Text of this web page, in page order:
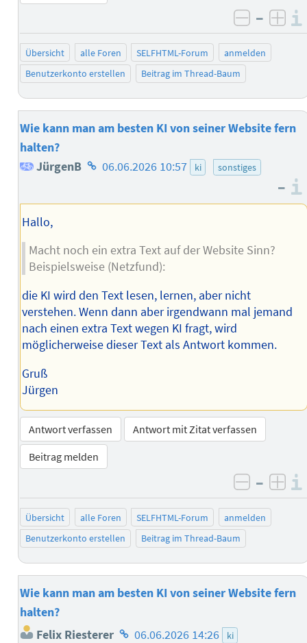
negativ
–
Übersicht alle Foren SELFHTML-Forum
anmelden
Benutzerkonto erstellen
Beitrag im Thread-Baum
Wie kann man am besten KI von seiner Website fern
halten?
JürgenB Homepage
Autors
06.06.2026 10:57 ki sonstiges
–
Hallo,
Macht noch ein extra Text auf der Website Sinn?
Beispielsweise (Netzfund):
die KI wird den Text lesen, lernen, aber nicht
verstehen. Wenn dann aber irgendwann mal jemand
nach einen extra Text wegen KI fragt, wird
möglicherweise dieser Text als Antwort kommen.
Gruß
Jürgen
Antwort verfassen
Antwort mit Zitat verfassen
Beitrag melden
negativ
–
Übersicht alle Foren SELFHTML-Forum
anmelden
Benutzerkonto erstellen
Beitrag im Thread-Baum
Wie kann man am besten KI von seiner Website fern
halten?
Felix Riesterer Homepage
06.06.2026 14:26
ki